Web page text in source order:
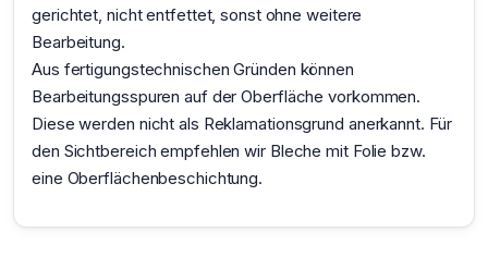
gerichtet, nicht entfettet, sonst ohne weitere
Bearbeitung.
Aus fertigungstechnischen Gründen können
Bearbeitungsspuren auf der Oberfläche vorkommen.
Diese werden nicht als Reklamationsgrund anerkannt. Für
den Sichtbereich empfehlen wir Bleche mit Folie bzw.
eine Oberflächenbeschichtung.